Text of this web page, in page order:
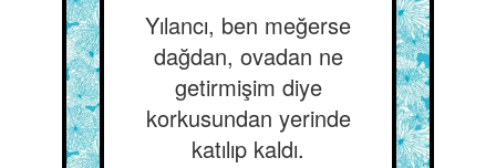
Yılancı, ben meğerse
dağdan, ovadan ne
getirmişim diye
korkusundan yerinde
katılıp kaldı.